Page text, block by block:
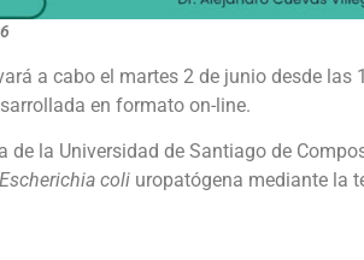
a cabo el martes 2 de junio desde
en formato on-line.
la Universidad de Santiago de
Escherichia coli uropatógena mediante la